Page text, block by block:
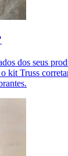
dos seus
kit Truss